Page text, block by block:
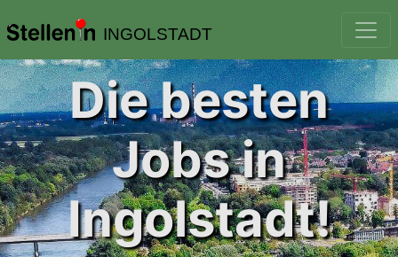
INGOLSTADT
Die besten
Jobs in
Ingolstadt!